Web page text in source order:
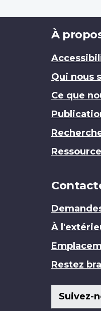
Brand
À
Qui nous
Ce que
À
Restez
Suivez-